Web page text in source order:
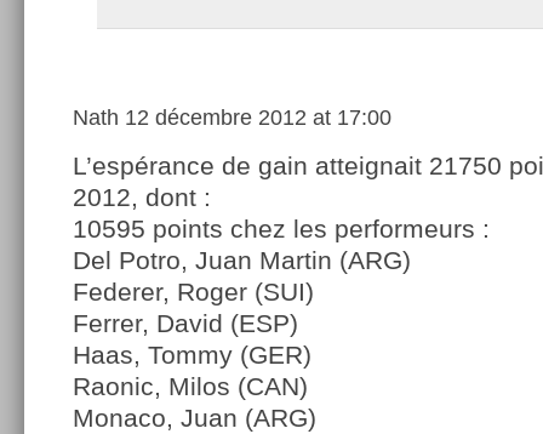
Nath 12 décembre 2012 at 17:00
L’espérance de gain atteignait 21750
2012, dont :
10595 points chez les performeurs :
Del Potro, Juan Martin (ARG)
Federer, Roger (SUI)
Ferrer, David (ESP)
Haas, Tommy (GER)
Raonic, Milos (CAN)
Monaco, Juan (ARG)